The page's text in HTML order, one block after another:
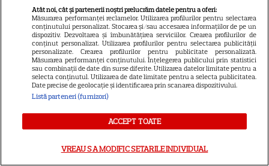
Termeni și condiții
Despre cookies
Politica de confidenţialitate
Sitemap
Atât noi, cât și partenerii noștri prelucrăm datele pentru a oferi:
Măsurarea performanței reclamelor. Utilizarea profilurilor pentru selectarea
conținutului personalizat. Stocarea și/sau accesarea informațiilor de pe un
dispozitiv. Dezvoltarea și îmbunătățirea serviciilor. Crearea profilurilor de
conținut personalizat. Utilizarea profilurilor pentru selectarea publicității
personalizate. Crearea profilurilor pentru publicitate personalizată.
Măsurarea performanței conținutului. Înțelegerea publicului prin statistici
sau combinații de date din surse diferite. Utilizarea datelor limitate pentru a
selecta conținutul. Utilizarea de date limitate pentru a selecta publicitatea.
Date precise de geolocație și identificarea prin scanarea dispozitivului.
Listă parteneri (furnizori)
ACCEPT TOATE
VREAU SA MODIFIC SETARILE INDIVIDUAL